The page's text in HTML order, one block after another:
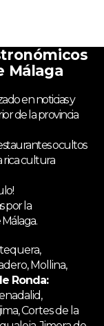
Málaga
en noticias y
de la provincia
ocultos
rica cultura
por la
Mollina,
Ronda:
Cortes de la